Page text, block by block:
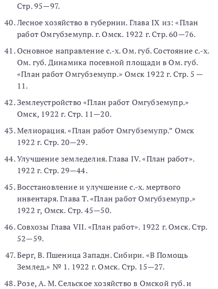
Стр. 95—97.
Лесное хозяйство в губернии. Глава IX из: «План
работ Омгубземупр. г. Омск. 1922 г. Стр. 60—76.
Основное направление с.-х. Ом. губ. Состояние с.-х.
Ом. губ. Динамика посевной площади в Ом. губ.
«План работ Омгубземупр.» Омск 1922 г. Стр. 5 —
11.
Землеустройство «План работ Омгубземупр.»
Омск, 1922 г. Стр. 11—20.
Мелиорация. «План работ Омгубземупр.” Омск
1922 г. Стр. 20—29.
Улучшение земледелия. Глава IV. «План работ».
1922 г. Стр. 29—44.
Восстановление и улучшение с.-х. мертвого
инвентаря. Глава Т. «План работ Омгубземупр.»
1922 г, Омск. Стр. 45—50.
Совхозы Глава VII. «План работ». 1922 г. Омск. Стр.
52—59.
Берг, В. Пшеница Западн. Сибири. «В Помощь
Землед.» № 1. 1922 г. Омск. Стр. 15—27.
Розе, А. М. Сельское хозяйство в Омской губ. и